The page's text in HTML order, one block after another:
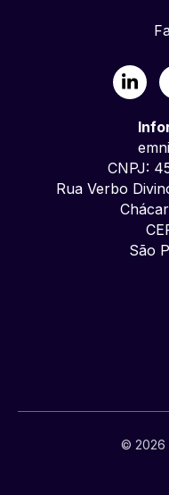
LinkedIn
CNPJ:
Rua Verbo
São
© 2026